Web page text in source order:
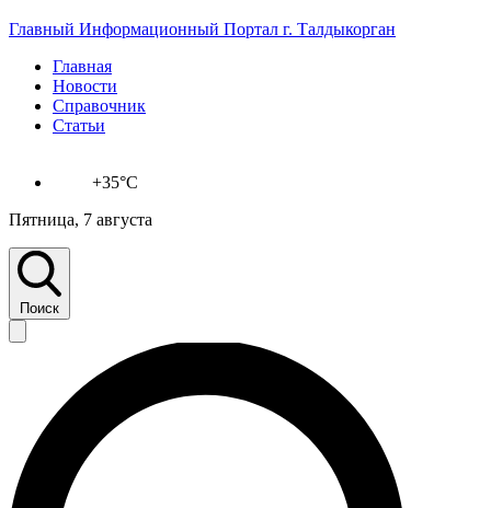
Главный Информационный Портал г. Талдыкорган
Главная
Новости
Справочник
Статьи
+35°C
Пятница, 7 августа
Поиск